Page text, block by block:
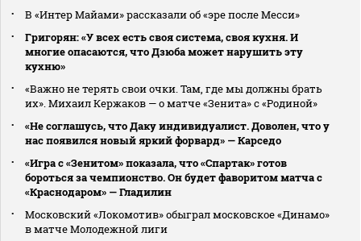
В «Интер Майами» рассказали об «эре после Месси»
Григорян: «У всех есть своя система, своя кухня. И
многие опасаются, что Дзюба может нарушить эту
кухню»
«Важно не терять свои очки. Там, где мы должны брать
их». Михаил Кержаков — о матче «Зенита» с «Родиной»
«Не соглашусь, что Даку индивидуалист. Доволен, что у
нас появился новый яркий форвард» — Карседо
«Игра с «Зенитом» показала, что «Спартак» готов
бороться за чемпионство. Он будет фаворитом матча с
«Краснодаром» — Гладилин
Московский «Локомотив» обыграл московское «Динамо»
в матче Молодежной лиги